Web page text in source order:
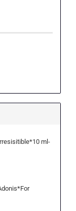
ml-